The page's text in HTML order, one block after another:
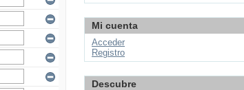
Mi cuenta
Acceder
Registro
Descubre